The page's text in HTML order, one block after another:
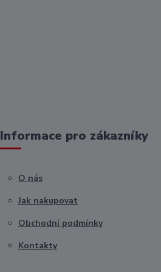
Informace pro zákazníky
O nás
Jak nakupovat
Obchodní podmínky
Kontakty